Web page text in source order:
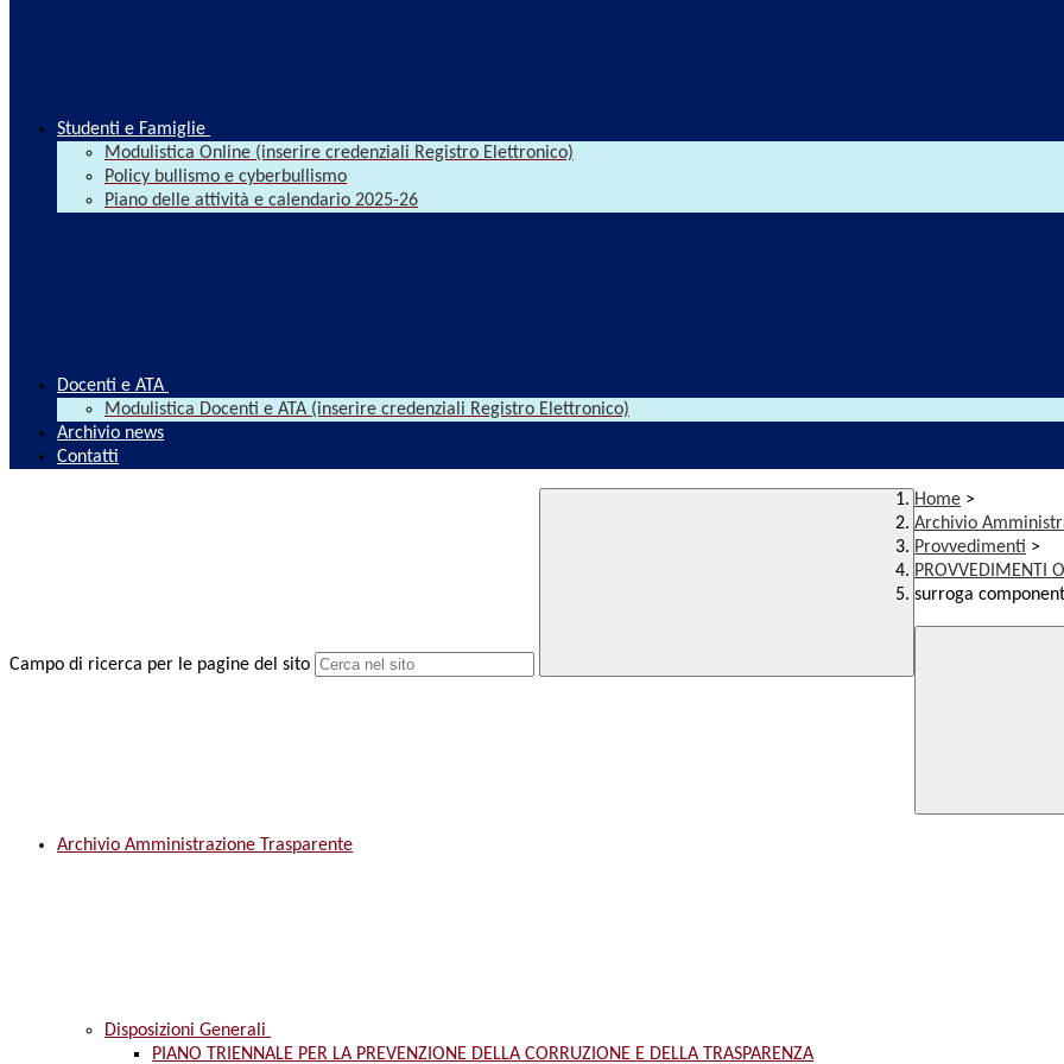
Studenti e Famiglie
Modulistica Online (inserire credenziali Registro Elettronico)
Policy bullismo e cyberbullismo
Piano delle attività e calendario 2025-26
Docenti e ATA
Modulistica Docenti e ATA (inserire credenziali Registro Elettronico)
Archivio news
Contatti
Campo di ricerca per le pagine del sito
Home >
Archivio
Provvedimenti >
PROVVEDIMENTI
surroga
Archivio Amministrazione Trasparente
Disposizioni Generali
PIANO TRIENNALE PER LA PREVENZIONE DELLA CORRUZIONE E DELLA TRASPARENZA